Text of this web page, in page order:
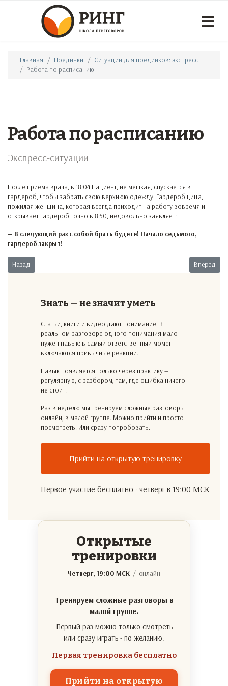
Главная Поединки
Ситуации для поединков: экспресс
Работа по расписанию
Работа по расписанию
Экспресс-ситуации
После приема врача, в 18:04 Пациент, не мешкая, спускается в
гардероб, чтобы забрать свою верхнюю одежду. Гардеробщица,
пожилая женщина, которая всегда приходит на работу вовремя и
открывает гардероб точно в 8:50, недовольно заявляет:
— В следующий раз с собой брать будете! Начало седьмого,
гардероб закрыт!
Предыдущий: Работа на первом месте
Назад Вперед
Знать — не значит уметь
Статьи, книги и видео дают понимание. В
реальном разговоре одного понимания мало —
нужен навык: в самый ответственный момент
включаются привычные реакции.
Навык появляется только через практику —
регулярную, с разбором, там, где ошибка ничего
не стоит.
Раз в неделю мы тренируем сложные разговоры
онлайн, в малой группе. Можно прийти и просто
посмотреть. Или сразу попробовать.
Прийти на открытую тренировку
Первое участие бесплатно · четверг в 19:00 МСК
Открытые
тренировки
Четверг, 19:00 МСК / онлайн
Тренируем сложные разговоры в
малой группе.
Первый раз можно только смотреть
или сразу играть - по желанию.
Первая тренировка бесплатно
Прийти на открытую